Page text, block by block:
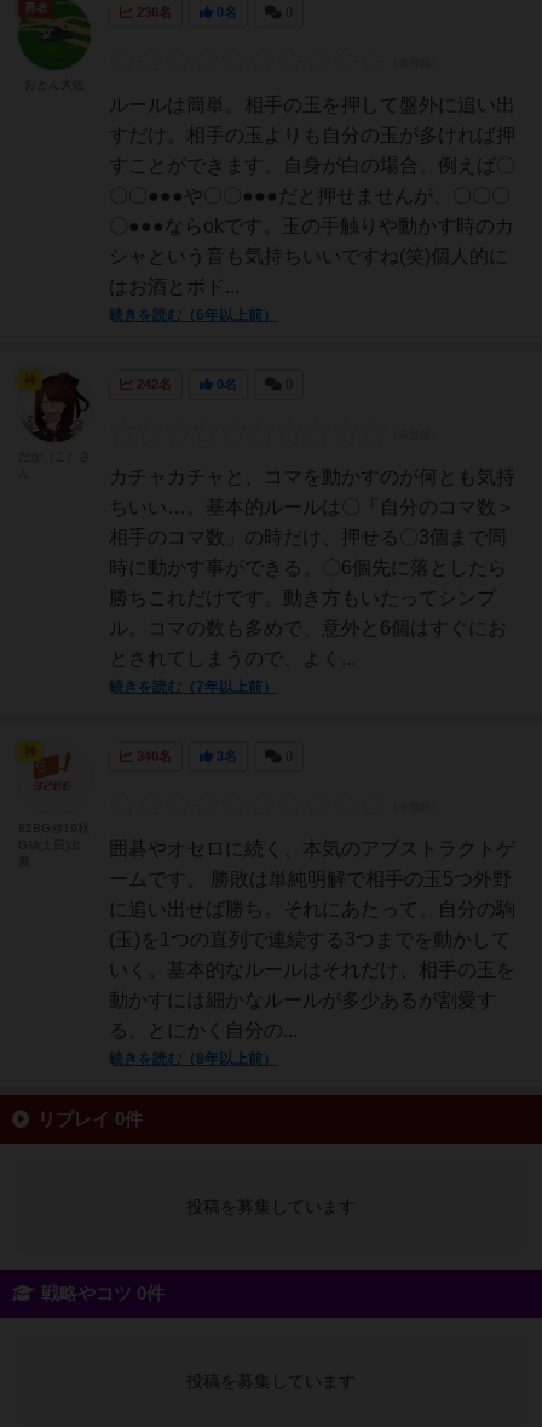
236名 0名
ルールは簡単。相手の玉を押して盤外に追い出
すだけ。相手の玉よりも自分の玉が多ければ押
すことができます。自身が白の場合、例えば〇
〇〇●●●や〇〇●●●だと押せませんが、〇〇〇
〇●●●ならokです。玉の手触りや動かす時のカ
シャという音も気持ちいいですね(笑)個人的に
はお酒とボド...
続きを読む（6年以上前）
勇者
242名 0名
カチャカチャと、コマを動かすのが何とも気持
ちいい…。基本的ルールは〇「自分のコマ数＞
相手のコマ数」の時だけ、押せる〇3個まで同
時に動かす事ができる。〇6個先に落としたら
勝ちこれだけです。動き方もいたってシンプ
ル。コマの数も多めで、意外と6個はすぐにお
とされてしまうので、よく...
続きを読む（7年以上前）
340名 3名
囲碁やオセロに続く、本気のアブストラクトゲ
ームです。 勝敗は単純明解で相手の玉5つ外野
に追い出せば勝ち。それにあたって、自分の駒
(玉)を1つの直列で連続する3つまでを動かして
いく。基本的なルールはそれだけ、相手の玉を
動かすには細かなルールが多少あるが割愛す
る。とにかく自分の...
続きを読む（8年以上前）
リプレイ 0件
投稿を募集しています
戦略やコツ 0件
投稿を募集しています